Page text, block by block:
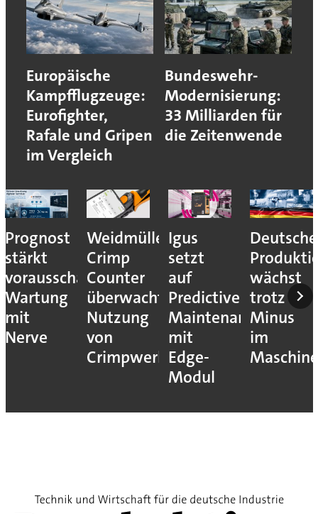
Europäische
Kampfflugzeuge:
Eurofighter,
Rafale und Gripen
im Vergleich
Bundeswehr-
Modernisierung:
33 Milliarden für
die Zeitenwende
Prognost
stärkt
vorausschauende
Wartung
mit
Nerve
Weidmüller:
Crimp
Counter
überwacht
Nutzung
von
Crimpwerkzeugen
Igus
setzt
auf
Predictive
Maintenance
mit
Edge-
Modul
Deutsche
wächst
trotz
Minus
im